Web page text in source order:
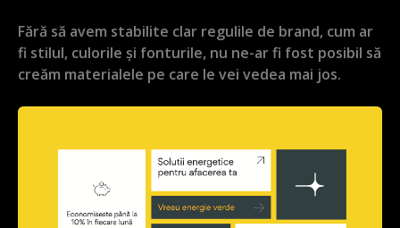
Fără să avem stabilite clar regulile de brand, cum ar
fi stilul, culorile și fonturile, nu ne-ar fi fost posibil să
creăm materialele pe care le vei vedea mai jos.